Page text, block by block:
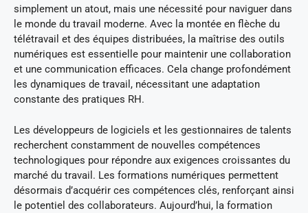
simplement un atout, mais une nécessité pour naviguer dans
le monde du travail moderne. Avec la montée en flèche du
télétravail et des équipes distribuées, la maîtrise des outils
numériques est essentielle pour maintenir une collaboration
et une communication efficaces. Cela change profondément
les dynamiques de travail, nécessitant une adaptation
constante des pratiques RH.
Les développeurs de logiciels et les gestionnaires de talents
recherchent constamment de nouvelles compétences
technologiques pour répondre aux exigences croissantes du
marché du travail. Les formations numériques permettent
désormais d’acquérir ces compétences clés, renforçant ainsi
le potentiel des collaborateurs. Aujourd’hui, la formation